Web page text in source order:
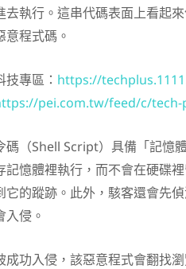
去執行。這串代碼表面上看起
程式碼。
專區： https://
pei.com.tw/feed/c/tech-
碼（Shell Script）具備「記憶
記憶體裡執行，而不會在硬碟
它的蹤跡。此外，駭客還會先
入侵。
功入侵，該惡意程式會翻找